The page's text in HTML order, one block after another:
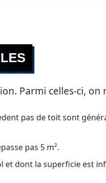
Parmi celles-ci, on
pas de toit sont
pas 5 m².
et dont la superficie est